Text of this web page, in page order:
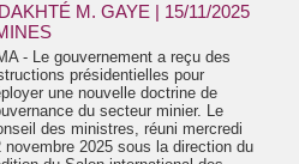
M. GAYE | 15/11/2025
- Le gouvernement a reçu des
présidentielles pour
une nouvelle doctrine de
du secteur minier. Le
des ministres, réuni mercredi
novembre 2025 sous la direction du